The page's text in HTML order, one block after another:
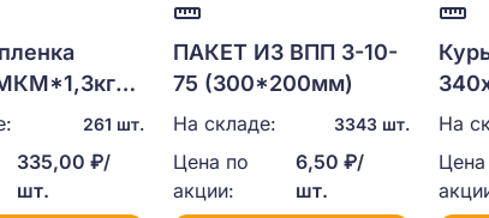
261 шт.
335,00 ₽/
шт.
ПАКЕТ ИЗ ВПП 3-10-
75 (300*200мм)
На складе: 3343 шт.
Цена по
акции:
6,50 ₽/
шт.
На